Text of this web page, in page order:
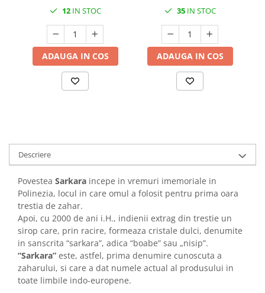
12IN STOC
ADAUGA IN COS
35IN STOC
ADAUGA IN COS
Descriere
Povestea Sarkara incepe in vremuri imemoriale in
Polinezia, locul in care omul a folosit pentru prima oara
trestia de zahar.
Apoi, cu 2000 de ani i.H., indienii extrag din trestie un
sirop care, prin racire, formeaza cristale dulci, denumite
in sanscrita “sarkara”, adica “boabe” sau „nisip”.
“Sarkara” este, astfel, prima denumire cunoscuta a
zaharului, si care a dat numele actual al produsului in
toate limbile indo-europene.